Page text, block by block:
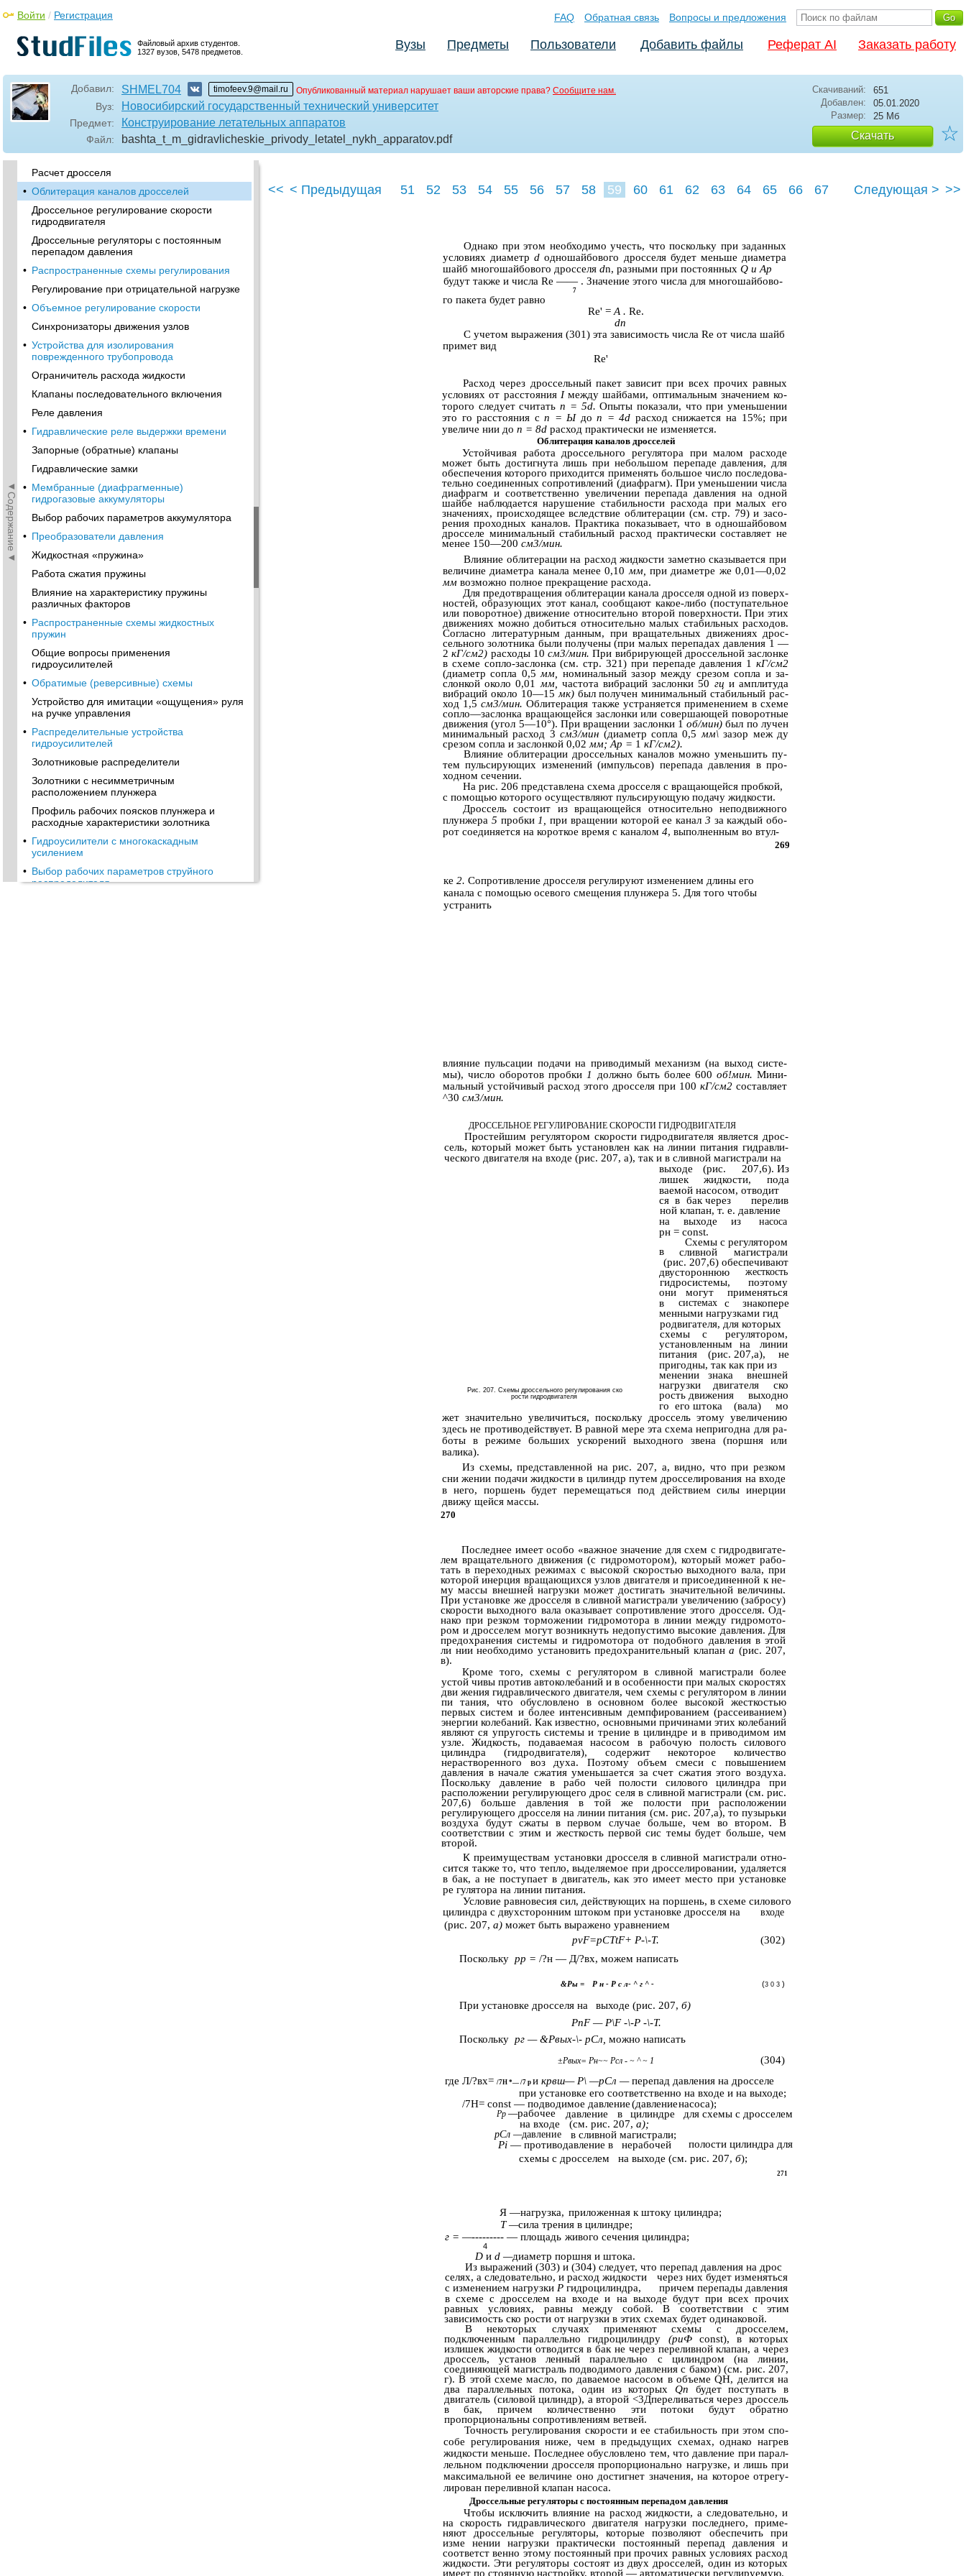
Файловый архив студентов.
1327 вузов, 5478 предметов.
Войти / Регистрация FAQ Обратная связь Вопросы и предложения
Вузы Предметы Пользователи Добавить файлы Реферат AI Заказать работу
Добавил: SHMEL704 timofeev.9@mail.ru Опубликованный материал нарушает ваши авторские права? Сообщите нам.
Вуз: Новосибирский государственный технический университет
Предмет: Конструирование летательных аппаратов
Файл: bashta_t_m_gidravlicheskie_privody_letatel_nykh_apparatov.pdf
Скачиваний:
651
Добавлен:
05.01.2020
Размер:
25 Мб
Скачать ☆
◄Содержание◄
давления
индикаторным стержнем
индикаторным стержнем
Место установки клапанов
Особенности конструирования и
применения клапанов в условиях высоких
• Типовые схемы дросселей
Расчет дросселя
• Облитерация каналов дросселей
Дроссельное регулирование скорости
гидродвигателя
Дроссельные регуляторы с постоянным
перепадом давления
• Распространенные схемы регулирования
Регулирование при отрицательной нагрузке
• Объемное регулирование скорости
Синхронизаторы движения узлов
• Устройства для изолирования
поврежденного трубопровода
Ограничитель расхода жидкости
Клапаны последовательного включения
Реле давления
• Гидравлические реле выдержки времени
Запорные (обратные) клапаны
Гидравлические замки
• Мембранные (диафрагменные)
гидрогазовые аккумуляторы
Выбор рабочих параметров аккумулятора
• Преобразователи давления
Жидкостная «пружина»
Работа сжатия пружины
Влияние на характеристику пружины
различных факторов
• Распространенные схемы жидкостных
пружин
Общие вопросы применения
гидроусилителей
• Обратимые (реверсивные) схемы
Устройство для имитации «ощущения» руля
на ручке управления
• Распределительные устройства
гидроусилителей
Золотниковые распределители
Золотники с несимметричным
расположением плунжера
Профиль рабочих поясков плунжера и
расходные характеристики золотника
• Гидроусилители с многокаскадным
усилением
• Выбор рабочих параметров струйного
распределителя
<< < Предыдущая 51 52 53 54 55 56 57 58 59 60 61 62 63 64 65 66
67
Следующая > >>
Однако при этом необходимо учесть, что поскольку при заданных
условиях диаметрdодношайбового дросселя будет меньше диаметра
шайб многошайбового дросселя dn, разными при постоянных Q и Ар
будут также и числа Re —— . Значение этого числа для многошайбово-
7
го пакета будет равно
Re' = A . Re.
dn
С учетом выражения (301) эта зависимость числа Re от числа шайб
примет вид
Re'
Расход через дроссельный пакет зависит при всех прочих равных
условиях от расстояния I между шайбами, оптимальным значением ко­
торого следует считатьп = 5d.Опыты показали, что при уменьшении
это­ го расстояния сп = Ы доn = 4d расход снижается на 15%; при
увеличе­ нии до n = 8d расход практически не изменяется.
Облитерация каналов дросселей
Устойчивая работа дроссельного регулятора при малом расходе
может быть достигнута лишь при небольшом перепаде давления, для
обеспечения которого приходится применять большое число последова­
тельно соединенных сопротивлений (диафрагм). При уменьшении числа
диафрагм и соответственно увеличении перепада давления на одной
шайбе наблюдается нарушение стабильности расхода при малых его
значениях, происходящее вследствие облитерации (см. стр. 79) и засо­
рения проходных каналов. Практика показывает, что в одношайбовом
дросселе минимальный стабильный расход практически составляет не
менее 150—200 см3/мин.
Влияние облитерации на расход жидкости заметно сказывается при
величине диаметра канала менее 0,10 мм,при диаметре же 0,01—0,02
мм возможно полное прекращение расхода.
Для предотвращения облитерации канала дросселя одной из поверх­
ностей, образующих этот канал, сообщают какое-либо (поступательное
или поворотное) движение относительно второй поверхности. При этих
движениях можно добиться относительно малых стабильных расходов.
Согласно литературным данным, при вращательных движениях дрос­
сельного золотника были получены (при малых перепадах давления 1 —
2кГ/см2) расходы 10 см3/мин.При вибрирующей дроссельной заслонке
в схеме сопло-заслонка (см. стр. 321) при перепаде давления 1 кГ/см2
(диаметр сопла 0,5 мм, номинальный зазор между срезом сопла и за­
слонкой около 0,01 мм, частота вибраций заслонки 50 гц и амплитуда
вибраций около 10—15 мк) был получен минимальный стабильный рас­
ход 1,5см3/мин.Облитерация также устраняется применением в схеме
сопло—заслонка вращающейся заслонки или совершающей поворотные
движения (угол 5—10°). При вращении заслонки 1об/мин)был по­ лучен
минимальный расход 3см3/мин (диаметр сопла 0,5 мм\зазор меж­ ду
срезом сопла и заслонкой 0,02 мм; Ар = 1 кГ/см2).
Влияние облитерации дроссельных каналов можно уменьшить пу­
тем пульсирующих изменений (импульсов) перепада давления в про­
ходном сечении.
На рис. 206 представлена схема дросселя с вращающейся пробкой,
с помощью которого осуществляют пульсирующую подачу жидкости.
Дроссель состоит из вращающейся относительно неподвижного
плунжера 5 пробки 1, при вращении которой ее канал 3 за каждый обо­
рот соединяется на короткое время с каналом 4, выполненным во втул-
269
ке 2. Сопротивление дросселя регулируют изменением длины его
канала с помощью осевого смещения плунжера 5. Для того чтобы
устранить
влияние пульсации подачи на приводимый механизм (на выход систе­
мы), число оборотов пробки 1 должно быть более 600 об!мин.Мини­
мальный устойчивый расход этого дросселя при 100 кГ/см2 составляет
^30 см3/мин.
ДРОССЕЛЬНОЕ РЕГУЛИРОВАНИЕ СКОРОСТИ ГИДРОДВИГАТЕЛЯ
Простейшим регулятором скорости гидродвигателя является дрос­
сель, который может быть установлен как на линии питания гидравли­
ческого двигателя на входе (рис. 207, а), так и в сливной магистрали на
выходе
(рис.
207,6). Из­
лишек
жидкости,
пода­
ваемой насосом, отводит­
ся в бак через
перелив­
ной клапан, т. е. давление
на
выходе из насоса
рн = const.
в
Схемы с регулятором
сливной
магистрали
(рис. 207,6) обеспечивают
двустороннюю
жесткость
гидросистемы,
поэтому
они
могут
применяться
в
системах с
знакопере­
менными нагрузками гид­
родвигателя, для которых
схемы
с
регулятором,
установленным
на
линии
питания
(рис. 207,а),
не­
пригодны, так как при из­
менении
знака внешней
Рис. 207. Схемы дроссельного регулирования ско­ нагрузки двигателя
ско­
рость движения
выходно­
рости гидродвигателя
го его штока (вала)
мо­
жет значительно увеличиться, поскольку дроссель этому увеличению
здесь не противодействует. В равной мере эта схема непригодна для ра­
боты в режиме больших ускорений выходного звена (поршня или
валика).
Из схемы, представленной на рис. 207, а, видно, что при резком
сни­ жении подачи жидкости в цилиндр путем дросселирования на входе
в него, поршень будет перемещаться под действием силы инерции
движу­ щейся массы.
270
Последнее имеет особо «важное значение для схем с гидродвигате­
лем вращательного движения (с гидромотором), который может рабо­
тать в переходных режимах с высокой скоростью выходного вала, при
которой инерция вращающихся узлов двигателя и присоединенной к не­
му массы внешней нагрузки может достигать значительной величины.
При установке же дросселя в сливной магистрали увеличению (забросу)
скорости выходного вала оказывает сопротивление этого дросселя. Од­
нако при резком торможении гидромотора в линии между гидромото­
ром и дросселем могут возникнуть недопустимо высокие давления. Для
предохранения системы и гидромотора от подобного давления в этой
ли­ нии необходимо установить предохранительный клапан а (рис. 207,
в).
Кроме того, схемы с регулятором в сливной магистрали более
устой­ чивы против автоколебаний и в особенности при малых скоростях
дви­ жения гидравлического двигателя, чем схемы с регулятором в линии
пи­ тания, что обусловлено в основном более высокой жесткостью
первых систем и более интенсивным демпфированием (рассеиванием)
энергии колебаний. Как известно, основными причинами этих колебаний
являют­ ся упругость системы и трение в цилиндре и в приводимом им
узле. Жидкость, подаваемая насосом в рабочую полость силового
цилиндра (гидродвигателя), содержит некоторое количество
нерастворенного воз­ духа. Поэтому объем смеси с повышением
давления в начале сжатия уменьшается за счет сжатия этого воздуха.
Поскольку давление в рабо­ чей полости силового цилиндра при
расположении регулирующего дрос­ селя в сливной магистрали (см. рис.
207,6) больше давления в той же полости при расположении
регулирующего дросселя на линии питания (см. рис. 207,а), то пузырьки
воздуха будут сжаты в первом случае больше, чем во втором. В
соответствии с этим и жесткость первой сис­ темы будет больше, чем
второй.
К преимуществам установки дросселя в сливной магистрали отно­
сится также то, что тепло, выделяемое при дросселировании, удаляется
в бак, а не поступает в двигатель, как это имеет место при установке
ре­ гулятора на линии питания.
Условие равновесия сил, действующих на поршень, в схеме силового
цилиндра с двухсторонним штоком при установке дросселя на
входе
(рис. 207, а) может быть выражено уравнением
pvF=pCTtF+ P-\-T.
(302)
Поскольку рр = /?н — Д/?вх, можем написать
&Ры = Р н - Р с л- ^ г ^ - (3 0 3 )
При установке дросселя на выходе (рис. 207, б)
PnF — P\F -\-Р -\-Т.
Поскольку рг — &Рвых-\- рСл, можно написать
±Рвых= Рн~~ Рсл - ~ ^ ~ 1
(304)
где Л/?вх= /7Н *— /7 р и крвш— Р\ —рСл —перепад давления на дросселе
при установке его соответственно на входе и на выходе;
/7Н= const — подводимое давление(давлениенасоса);
Рр —рабочее давление в цилиндре
для схемы с дросселем
на входе
(см. рис. 207, а);
рСл —давление
в сливной магистрали;
полости цилиндра для
Pi — противодавление в
нерабочей
схемы с дросселем
на выходе (см. рис. 207, б);
271
Я —нагрузка, приложенная к штоку цилиндра;
Т—сила трения в цилиндре;
г = —--------- — площадь живого сечения цилиндра;
4
D и d —диаметр поршня и штока.
Из выражений (303) и (304) следует, что перепад давления на дрос­
селях, а следовательно, и расход жидкости
через них будет изменяться
с изменением нагрузки Р гидроцилиндра,
причем перепады давления
в схеме с дросселем на входе и на выходе будут при всех прочих
равных условиях, равны между собой. В соответствии с этим
зависимость ско­ рости от нагрузки в этих схемах будет одинаковой.
В некоторых случаях применяют схемы с дросселем,
подключенным параллельно гидроцилиндру (риФ const), в которых
излишек жидкости отводится в бак не через переливной клапан, а через
дроссель, установ­ ленный параллельно с цилиндром (на линии,
соединяющей магистраль подводимого давления с баком) (см. рис. 207,
г). В этой схеме масло, по­ даваемое насосом в объеме QH, делится на
два параллельных потока, один из которых Qn будет поступать в
двигатель (силовой цилиндр), а второй <3Дпереливаться через дроссель
в бак, причем количественно эти потоки будут обратно
пропорциональны сопротивлениям ветвей.
Точность регулирования скорости и ее стабильность при этом спо­
собе регулирования ниже, чем в предыдущих схемах, однако нагрев
жидкости меньше. Последнее обусловлено тем, что давление при парал­
лельном подключении дросселя пропорционально нагрузке, и лишь при
максимальной ее величине оно достигнет значения, на которое отрегу­
лирован переливной клапан насоса.
Дроссельные регуляторы с постоянным перепадом давления
Чтобы исключить влияние на расход жидкости, а следовательно, и
на скорость гидравлического двигателя нагрузки последнего, приме­
няют дроссельные регуляторы, которые позволяют обеспечить при
изме­ нении нагрузки практически постоянный перепад давления и
соответст­ венно этому постоянный при прочих равных условиях расход
жидкости. Эти регуляторы состоят из двух дросселей, один из которых
имеет по­ стоянную настройку, второй — автоматически регулируемую.